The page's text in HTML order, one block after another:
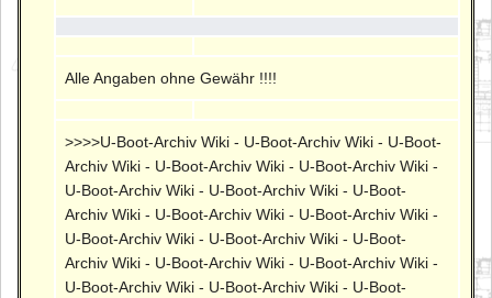
Alle Angaben ohne Gewähr !!!!
>>>>U-Boot-Archiv Wiki - U-Boot-Archiv Wiki - U-Boot-
Archiv Wiki - U-Boot-Archiv Wiki - U-Boot-Archiv Wiki -
U-Boot-Archiv Wiki - U-Boot-Archiv Wiki - U-Boot-
Archiv Wiki - U-Boot-Archiv Wiki - U-Boot-Archiv Wiki -
U-Boot-Archiv Wiki - U-Boot-Archiv Wiki - U-Boot-
Archiv Wiki - U-Boot-Archiv Wiki - U-Boot-Archiv Wiki -
U-Boot-Archiv Wiki - U-Boot-Archiv Wiki - U-Boot-